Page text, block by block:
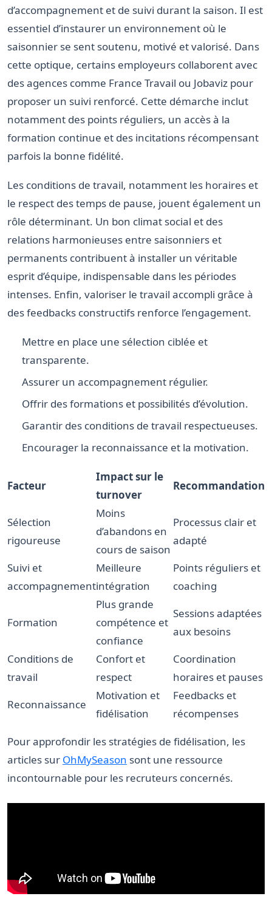
d’accompagnement et de suivi durant la saison. Il est
essentiel d’instaurer un environnement où le
saisonnier se sent soutenu, motivé et valorisé. Dans
cette optique, certains employeurs collaborent avec
des agences comme France Travail ou Jobaviz pour
proposer un suivi renforcé. Cette démarche inclut
notamment des points réguliers, un accès à la
formation continue et des incitations récompensant
parfois la bonne fidélité.
Les conditions de travail, notamment les horaires et
le respect des temps de pause, jouent également un
rôle déterminant. Un bon climat social et des
relations harmonieuses entre saisonniers et
permanents contribuent à installer un véritable
esprit d’équipe, indispensable dans les périodes
intenses. Enfin, valoriser le travail accompli grâce à
des feedbacks constructifs renforce l’engagement.
Mettre en place une sélection ciblée et
transparente.
Assurer un accompagnement régulier.
Offrir des formations et possibilités d’évolution.
Garantir des conditions de travail respectueuses.
Encourager la reconnaissance et la motivation.
Facteur
Impact sur le
turnover
Recommandation
Sélection
rigoureuse
Moins
d’abandons en
cours de saison
Processus clair et
adapté
Suivi et
accompagnement
Meilleure
intégration
Points réguliers et
coaching
Formation
Plus grande
compétence et
confiance
Sessions adaptées
aux besoins
Conditions de
travail
Confort et
respect
Coordination
horaires et pauses
Reconnaissance
Motivation et
fidélisation
Feedbacks et
récompenses
Pour approfondir les stratégies de fidélisation, les
articles sur OhMySeason sont une ressource
incontournable pour les recruteurs concernés.